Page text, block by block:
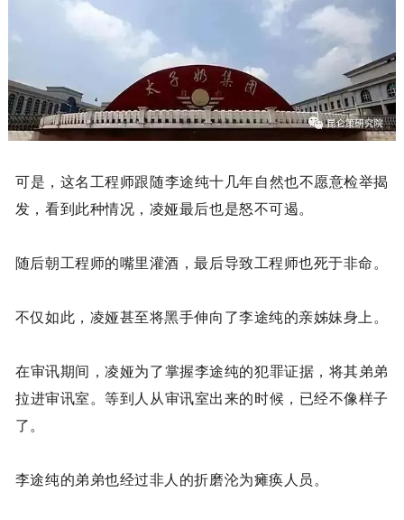
可是，这名工程师跟随李途纯十几年自然也不愿意检举揭
发，看到此种情况，凌娅最后也是怒不可遏。
随后朝工程师的嘴里灌酒，最后导致工程师也死于非命。
不仅如此，凌娅甚至将黑手伸向了李途纯的亲姊妹身上。
在审讯期间，凌娅为了掌握李途纯的犯罪证据，将其弟弟
拉进审讯室。等到人从审讯室出来的时候，已经不像样子
了。
李途纯的弟弟也经过非人的折磨沦为瘫痪人员。